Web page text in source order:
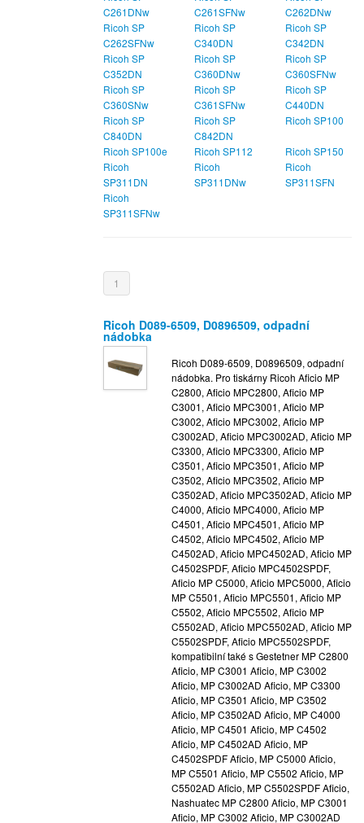
C261DNw
C261SFNw
C262DNw
Ricoh SP
C262SFNw
Ricoh SP
C340DN
Ricoh SP
C342DN
Ricoh SP
C352DN
Ricoh SP
C360DNw
Ricoh SP
C360SFNw
Ricoh SP
C360SNw
Ricoh SP
C361SFNw
Ricoh SP
C440DN
Ricoh SP
C840DN
Ricoh SP
C842DN
Ricoh SP100
Ricoh SP100e Ricoh SP112
Ricoh SP150
Ricoh
SP311DN
Ricoh
SP311DNw
Ricoh
SP311SFN
Ricoh
SP311SFNw
1
Ricoh D089-6509, D0896509, odpadní
nádobka
Ricoh D089-6509, D0896509, odpadní
nádobka. Pro tiskárny Ricoh Aficio MP
C2800, Aficio MPC2800, Aficio MP
C3001, Aficio MPC3001, Aficio MP
C3002, Aficio MPC3002, Aficio MP
C3002AD, Aficio MPC3002AD, Aficio MP
C3300, Aficio MPC3300, Aficio MP
C3501, Aficio MPC3501, Aficio MP
C3502, Aficio MPC3502, Aficio MP
C3502AD, Aficio MPC3502AD, Aficio MP
C4000, Aficio MPC4000, Aficio MP
C4501, Aficio MPC4501, Aficio MP
C4502, Aficio MPC4502, Aficio MP
C4502AD, Aficio MPC4502AD, Aficio MP
C4502SPDF, Aficio MPC4502SPDF,
Aficio MP C5000, Aficio MPC5000, Aficio
MP C5501, Aficio MPC5501, Aficio MP
C5502, Aficio MPC5502, Aficio MP
C5502AD, Aficio MPC5502AD, Aficio MP
C5502SPDF, Aficio MPC5502SPDF,
kompatibilní také s Gestetner MP C2800
Aficio, MP C3001 Aficio, MP C3002
Aficio, MP C3002AD Aficio, MP C3300
Aficio, MP C3501 Aficio, MP C3502
Aficio, MP C3502AD Aficio, MP C4000
Aficio, MP C4501 Aficio, MP C4502
Aficio, MP C4502AD Aficio, MP
C4502SPDF Aficio, MP C5000 Aficio,
MP C5501 Aficio, MP C5502 Aficio, MP
C5502AD Aficio, MP C5502SPDF Aficio,
Nashuatec MP C2800 Aficio, MP C3001
Aficio, MP C3002 Aficio, MP C3002AD